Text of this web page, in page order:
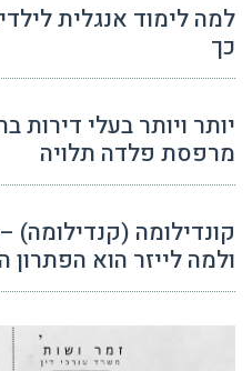
למה לימוד אנגלית
כך
יותר ויותר בעלי דירות
מרפסת פלדה תלויה
קונדילומה
ולמה לייזר הוא הפתרון